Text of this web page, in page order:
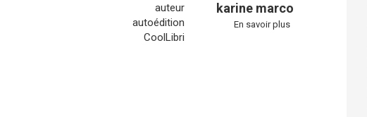
karine marco
En savoir plus